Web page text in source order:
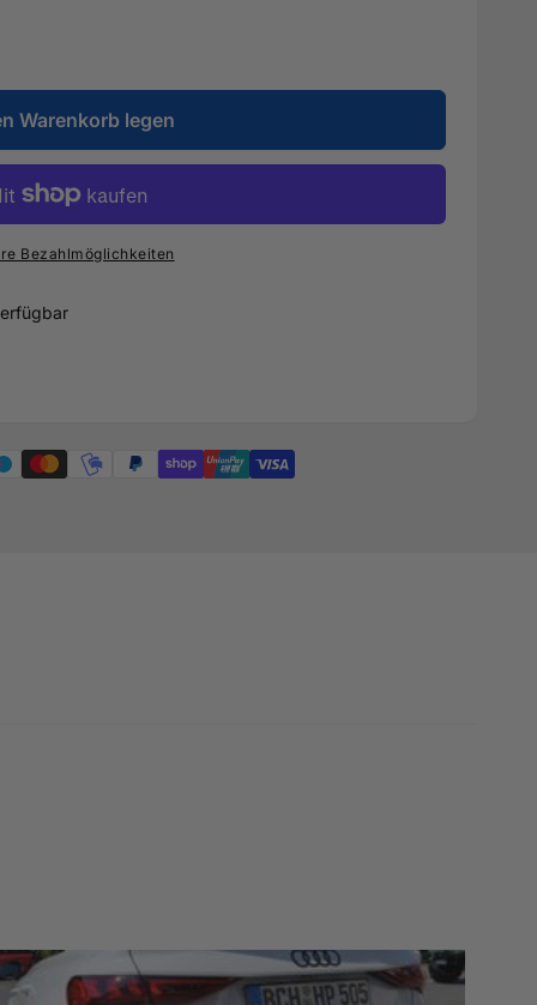
Warenkorb legen
Bezahlmöglichkeiten